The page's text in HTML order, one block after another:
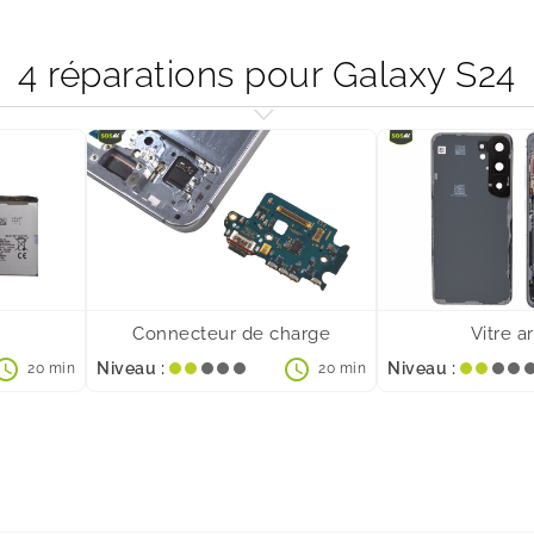
4 réparations pour Galaxy S24
20 min
Connecteur de charge
Niveau : schedule 20 min
Vitre
Niveau :